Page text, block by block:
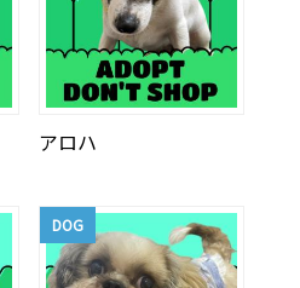
アロハ
DOG